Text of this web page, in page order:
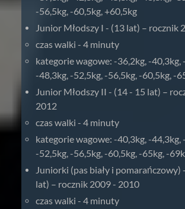
-56,5kg, -60,5kg, +60,5kg
Junior Młodszy I - (13 lat) – rocznik
czas walki - 4 minuty
kategorie wagowe: -36,2kg, -40,3kg,
-48,3kg, -52,5kg, -56,5kg, -60,5kg, -
Junior Młodszy II - (14 - 15 lat) –
2012
czas walki - 4 minuty
kategorie wagowe: -40,3kg, -44,3kg,
-52,5kg, -56,5kg, -60,5kg, -65kg, -
Juniorki (pas biały i pomarańczowy)
lat) – rocznik 2009 - 2010
czas walki - 4 minuty